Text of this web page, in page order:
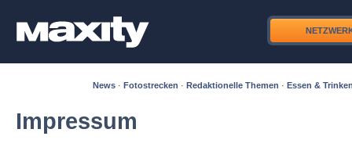
News · Fotostrecken · Redaktionelle Themen · Essen &
Impressum